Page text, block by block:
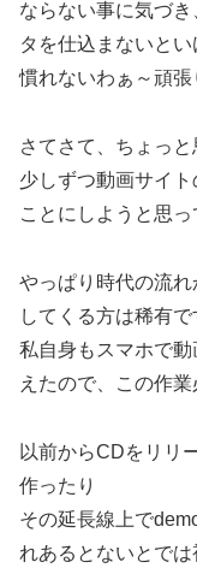
ならない事に気づ
タを仕込まないと
慣れないわぁ～頑張
さてさて、ちょっ
少しずつ動画サイ
ことにしようと思っ
やっぱり時代の流
してくる方は稀有で
私自身もスマホで
えたので、この作業
以前からCDをリリ
作ったり
その延長線上で
れあるとないとでは